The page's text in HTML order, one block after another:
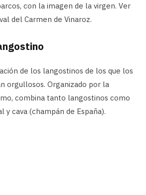
con la imagen de la virgen. Ver
del Carmen de Vinaroz.
de los langostinos de los que los
orgullosos. Organizado por la
combina tanto langostinos como
y cava (champán de España).